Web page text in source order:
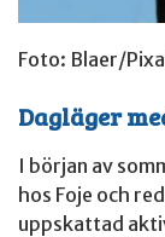
Foto: Blaer/
Dagläger
I början av
hos Foje och
uppskattad